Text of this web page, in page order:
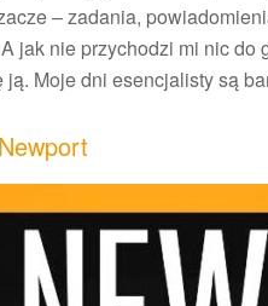
– zadania,
jak nie przychodzi mi nic do
Moje dni esencjalisty są